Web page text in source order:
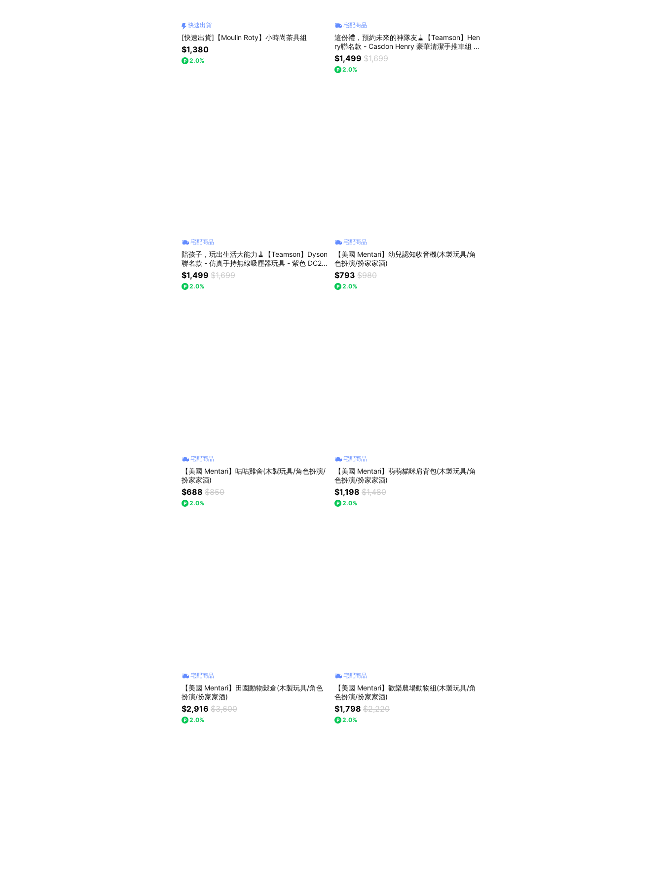
快速出貨
[快速出貨]【Moulin Roty】小時尚茶具組
$1,380
2.0%
宅配商品
這份禮，預約未來的神隊友🧹【Teamson】Hen
ry聯名款 - Casdon Henry 豪華清潔手推車組 (D
IS-00028) 兒童玩具 角色扮演 好習慣養成 生日
禮物 禮物推薦
$1,499 $1,699
2.0%
宅配商品
陪孩子，玩出生活大能力🧹【Teamson】Dyson
聯名款 - 仿真手持無線吸塵器玩具 - 紫色 DC22
(DIS-00027) 兒童玩具 角色扮演 好習慣養成 生
日禮物 禮物推薦
$1,499 $1,699
2.0%
宅配商品
【美國 Mentari】幼兒認知收音機(木製玩具/角
色扮演/扮家家酒)
$793 $980
2.0%
宅配商品
【美國 Mentari】咕咕雞舍(木製玩具/角色扮演/
扮家家酒)
$688 $850
2.0%
宅配商品
【美國 Mentari】萌萌貓咪肩背包(木製玩具/角
色扮演/扮家家酒)
$1,198 $1,480
2.0%
宅配商品
【美國 Mentari】田園動物穀倉(木製玩具/角色
扮演/扮家家酒)
$2,916 $3,600
2.0%
宅配商品
【美國 Mentari】歡樂農場動物組(木製玩具/角
色扮演/扮家家酒)
$1,798 $2,220
2.0%